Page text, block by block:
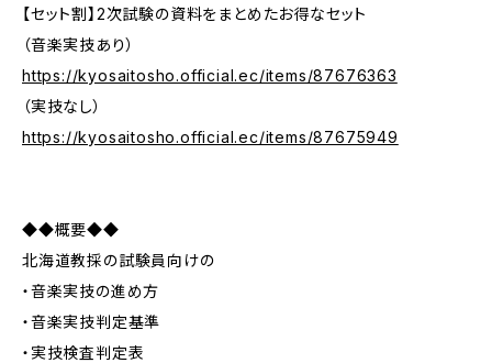
【セット割】2次試験の資料をまとめたお得なセット
（音楽実技あり）
https://kyosaitosho.official.ec/items/87676363
（実技なし）
https://kyosaitosho.official.ec/items/87675949
◆◆概要◆◆
北海道教採の試験員向けの
・音楽実技の進め方
・音楽実技判定基準
・実技検査判定表